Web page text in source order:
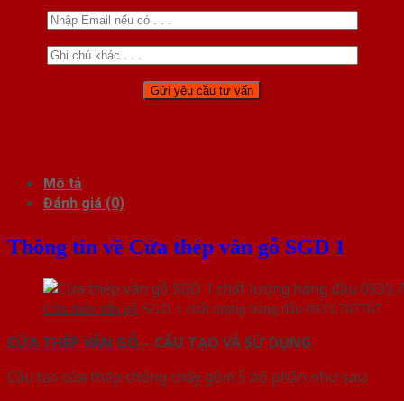
Mô tả
Đánh giá (0)
Thông tin về Cửa thép vân gỗ SGD 1
Cửa thép vân gỗ SGD 1 chất lượng hàng đầu 0933.707707
CỬA THÉP VÂN GỖ – CẤU TẠO VÀ SỬ DỤNG
Cấu tạo cửa thép chống cháy gồm 5 bộ phận như sau: